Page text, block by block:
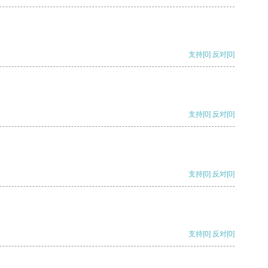
支持[0] 反对[0]
支持[0] 反对[0]
支持[0] 反对[0]
支持[0] 反对[0]